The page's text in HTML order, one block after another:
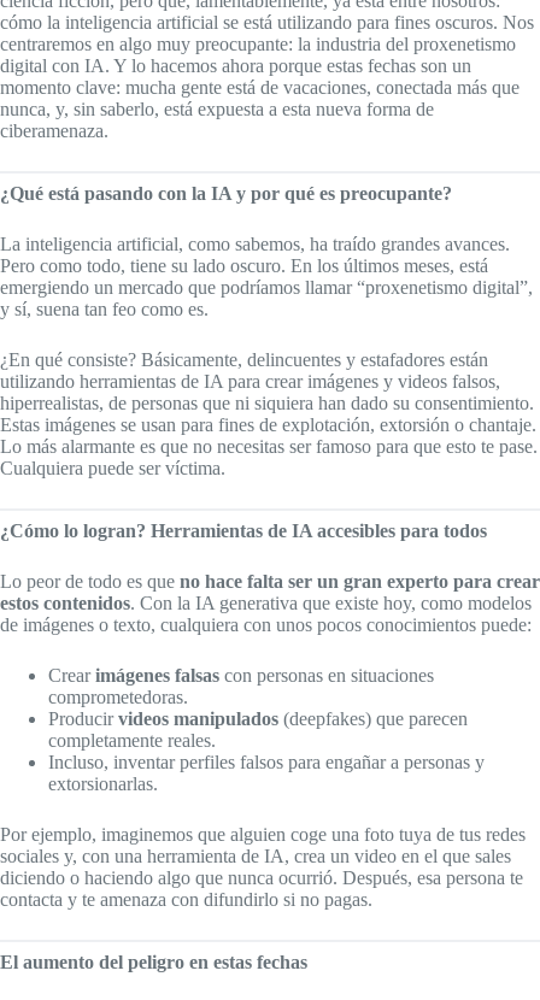
cómo la inteligencia artificial se está utilizando para fines oscuros. Nos
centraremos en algo muy preocupante: la industria del proxenetismo
digital con IA. Y lo hacemos ahora porque estas fechas son un
momento clave: mucha gente está de vacaciones, conectada más que
nunca, y, sin saberlo, está expuesta a esta nueva forma de
ciberamenaza.
¿Qué está pasando con la IA y por qué es preocupante?
La inteligencia artificial, como sabemos, ha traído grandes avances.
Pero como todo, tiene su lado oscuro. En los últimos meses, está
emergiendo un mercado que podríamos llamar “proxenetismo digital”,
y sí, suena tan feo como es.
¿En qué consiste? Básicamente, delincuentes y estafadores están
utilizando herramientas de IA para crear imágenes y videos falsos,
hiperrealistas, de personas que ni siquiera han dado su consentimiento.
Estas imágenes se usan para fines de explotación, extorsión o chantaje.
Lo más alarmante es que no necesitas ser famoso para que esto te pase.
Cualquiera puede ser víctima.
¿Cómo lo logran? Herramientas de IA accesibles para todos
Lo peor de todo es que no hace falta ser un gran experto para crear
estos contenidos. Con la IA generativa que existe hoy, como modelos
de imágenes o texto, cualquiera con unos pocos conocimientos puede:
Crearimágenes falsas con personas en situaciones
comprometedoras.
Producirvideos manipulados (deepfakes) que parecen
completamente reales.
Incluso, inventar perfiles falsos para engañar a personas y
extorsionarlas.
Por ejemplo, imaginemos que alguien coge una foto tuya de tus redes
sociales y, con una herramienta de IA, crea un video en el que sales
diciendo o haciendo algo que nunca ocurrió. Después, esa persona te
contacta y te amenaza con difundirlo si no pagas.
El aumento del peligro en estas fechas